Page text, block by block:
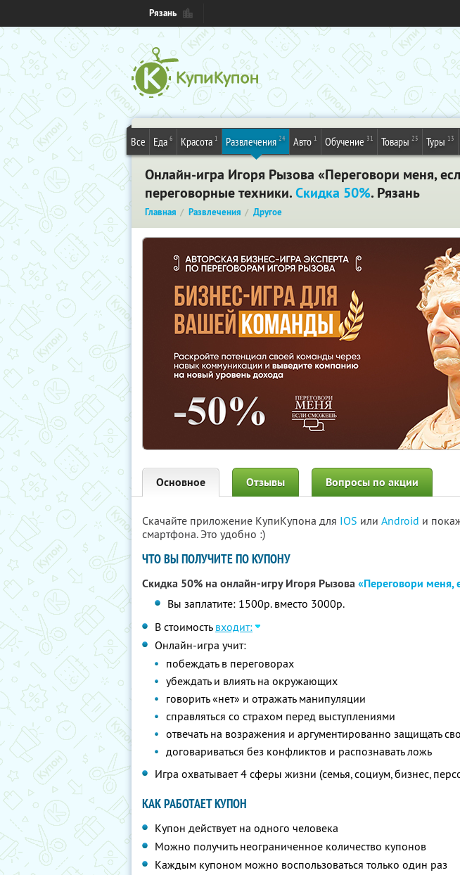
Рязань
Все Еда 6 Красота 1 Развлечения 24 Авто 1 Обучение 31 Товары 25 Туры 13
Онлайн-игра Игоря Рызова «Переговори меня,
переговорные техники.Скидка 50%. Рязань
Главная Развлечения Другое
Основное Отзывы Вопросы по акции
Скачайте приложение КупиКупона для IOS или Android и
смартфона. Это удобно :)
ЧТО ВЫ ПОЛУЧИТЕ ПО КУПОНУ
Скидка 50% на онлайн-игру Игоря Рызова«Переговори меня,
Вы заплатите: 1500р. вместо 3000р.
В стоимость входит:
Онлайн-игра учит:
побеждать в переговорах
убеждать и влиять на окружающих
говорить «нет» и отражать манипуляции
справляться со страхом перед выступлениями
отвечать на возражения и аргументированно защищать
договариваться без конфликтов и распознавать ложь
Игра охватывает 4 сферы жизни (семья, социум, бизнес,
КАК РАБОТАЕТ КУПОН
Купон действует на одного человека
Можно получить неограниченное количество купонов
Каждым купоном можно воспользоваться только один раз